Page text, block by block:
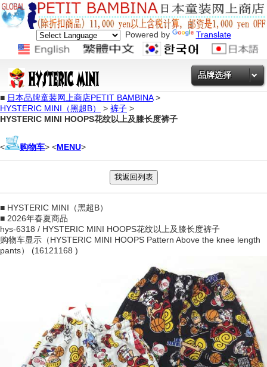
Powered by Translate
品牌选择
■ 日本品牌童装网上商店PETIT BAMBINA>
HYSTERIC MINI（黑超B）
> 裤子 >
HYSTERIC MINI HOOPS花纹以上及膝长度裤子
< 购物车> <MENU>
■ HYSTERIC MINI（黑超B）
■ 2026年春夏商品
hys-6318 / HYSTERIC MINI HOOPS花纹以上及膝长度裤子
购物车显示（HYSTERIC MINI HOOPS Pattern Above the knee length
pants） (16121168 )